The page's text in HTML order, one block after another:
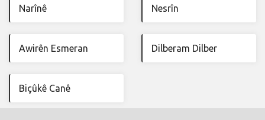
Narînê Nesrîn
Awirên Esmeran Dilberam Dilber
Biçûkê Canê